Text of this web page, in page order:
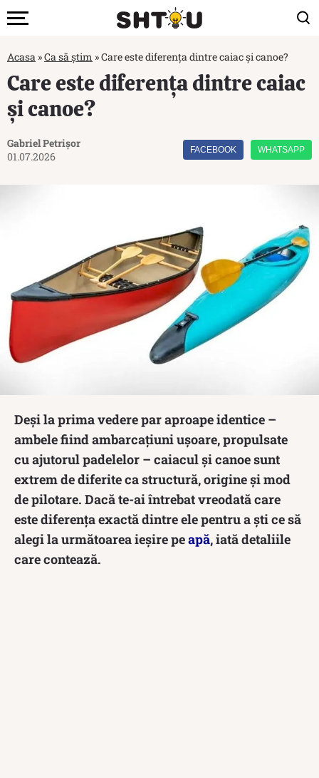
Acasa »Ca să știm »Care este diferența dintre caiac și canoe?
Care este diferența dintre caiac
și canoe?
Gabriel Petrișor
01.07.2026
FACEBOOK WHATSAPP
Deși la prima vedere par aproape identice –
ambele fiind ambarcațiuni ușoare, propulsate
cu ajutorul padelelor – caiacul și canoe sunt
extrem de diferite ca structură, origine și mod
de pilotare. Dacă te-ai întrebat vreodată care
este diferența exactă dintre ele pentru a ști ce să
alegi la următoarea ieșire peapă, iată detaliile
care contează.